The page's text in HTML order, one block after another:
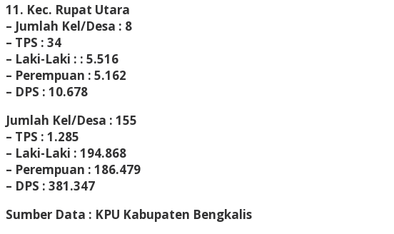
11. Kec. Rupat Utara
– Jumlah Kel/Desa : 8
– TPS : 34
– Laki-Laki : : 5.516
– Perempuan : 5.162
– DPS : 10.678
Jumlah Kel/Desa : 155
– TPS : 1.285
– Laki-Laki : 194.868
– Perempuan : 186.479
– DPS : 381.347
Sumber Data : KPU Kabupaten Bengkalis